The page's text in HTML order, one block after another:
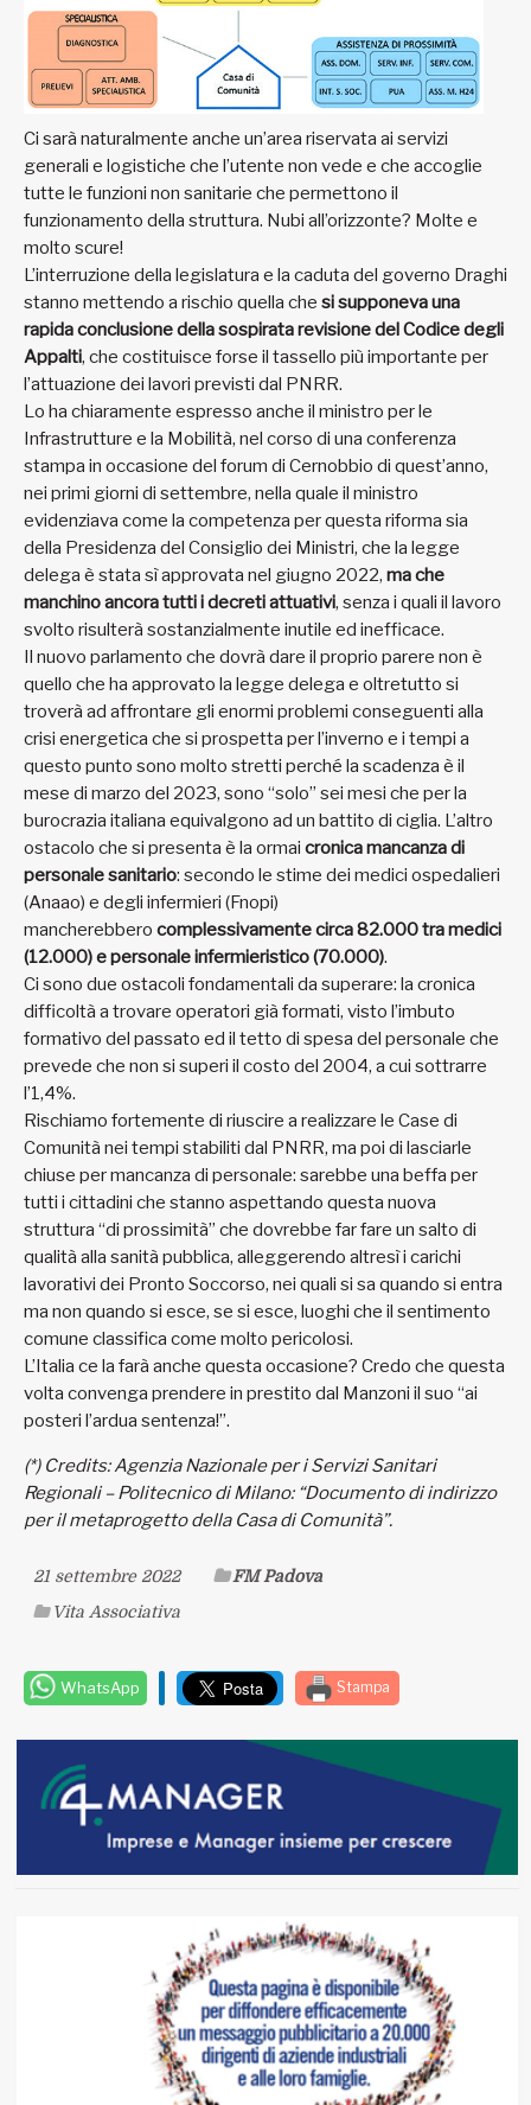
Ci sarà naturalmente anche un’area riservata ai servizi
generali e logistiche che l’utente non vede e che accoglie
tutte le funzioni non sanitarie che permettono il
funzionamento della struttura. Nubi all’orizzonte? Molte e
molto scure!
L’interruzione della legislatura e la caduta del governo Draghi
stanno mettendo a rischio quella che si supponeva una
rapida conclusione della sospirata revisione del Codice degli
Appalti, che costituisce forse il tassello più importante per
l’attuazione dei lavori previsti dal PNRR.
Lo ha chiaramente espresso anche il ministro per le
Infrastrutture e la Mobilità, nel corso di una conferenza
stampa in occasione del forum di Cernobbio di quest’anno,
nei primi giorni di settembre, nella quale il ministro
evidenziava come la competenza per questa riforma sia
della Presidenza del Consiglio dei Ministri, che la legge
delega è stata sì approvata nel giugno 2022, ma che
manchino ancora tutti i decreti attuativi, senza i quali il lavoro
svolto risulterà sostanzialmente inutile ed inefficace.
Il nuovo parlamento che dovrà dare il proprio parere non è
quello che ha approvato la legge delega e oltretutto si
troverà ad affrontare gli enormi problemi conseguenti alla
crisi energetica che si prospetta per l’inverno e i tempi a
questo punto sono molto stretti perché la scadenza è il
mese di marzo del 2023, sono “solo” sei mesi che per la
burocrazia italiana equivalgono ad un battito di ciglia. L’altro
ostacolo che si presenta è la ormai cronica mancanza di
personale sanitario: secondo le stime dei medici ospedalieri
(Anaao) e degli infermieri (Fnopi)
mancherebbero complessivamente circa 82.000 tra medici
(12.000) e personale infermieristico (70.000).
Ci sono due ostacoli fondamentali da superare: la cronica
difficoltà a trovare operatori già formati, visto l’imbuto
formativo del passato ed il tetto di spesa del personale che
prevede che non si superi il costo del 2004, a cui sottrarre
l’1,4%.
Rischiamo fortemente di riuscire a realizzare le Case di
Comunità nei tempi stabiliti dal PNRR, ma poi di lasciarle
chiuse per mancanza di personale: sarebbe una beffa per
tutti i cittadini che stanno aspettando questa nuova
struttura “di prossimità” che dovrebbe far fare un salto di
qualità alla sanità pubblica, alleggerendo altresì i carichi
lavorativi dei Pronto Soccorso, nei quali si sa quando si entra
ma non quando si esce, se si esce, luoghi che il sentimento
comune classifica come molto pericolosi.
L’Italia ce la farà anche questa occasione? Credo che questa
volta convenga prendere in prestito dal Manzoni il suo “ai
posteri l’ardua sentenza!”.
(*) Credits: Agenzia Nazionale per i Servizi Sanitari
Regionali – Politecnico di Milano: “Documento di indirizzo
per il metaprogetto della Casa di Comunità”.
21 settembre 2022
FM Padova
Vita Associativa
WhatsApp Stampa